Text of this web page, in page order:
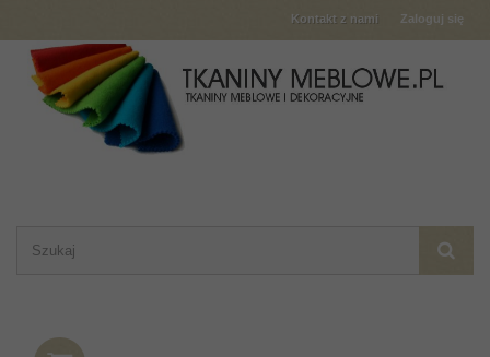
Zaloguj się
Kontakt z nami